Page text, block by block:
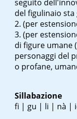
seguito
del figulinaio
(per
(per
di figure umane
personaggi del
o profane,
Sillabazione
fi | gu | li | nà |